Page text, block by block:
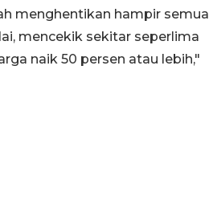
menghentikan hampir semua
mencekik sekitar seperlima
naik 50 persen atau lebih,"